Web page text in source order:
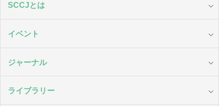
SCCJとは
イベント
ジャーナル
ライブラリー